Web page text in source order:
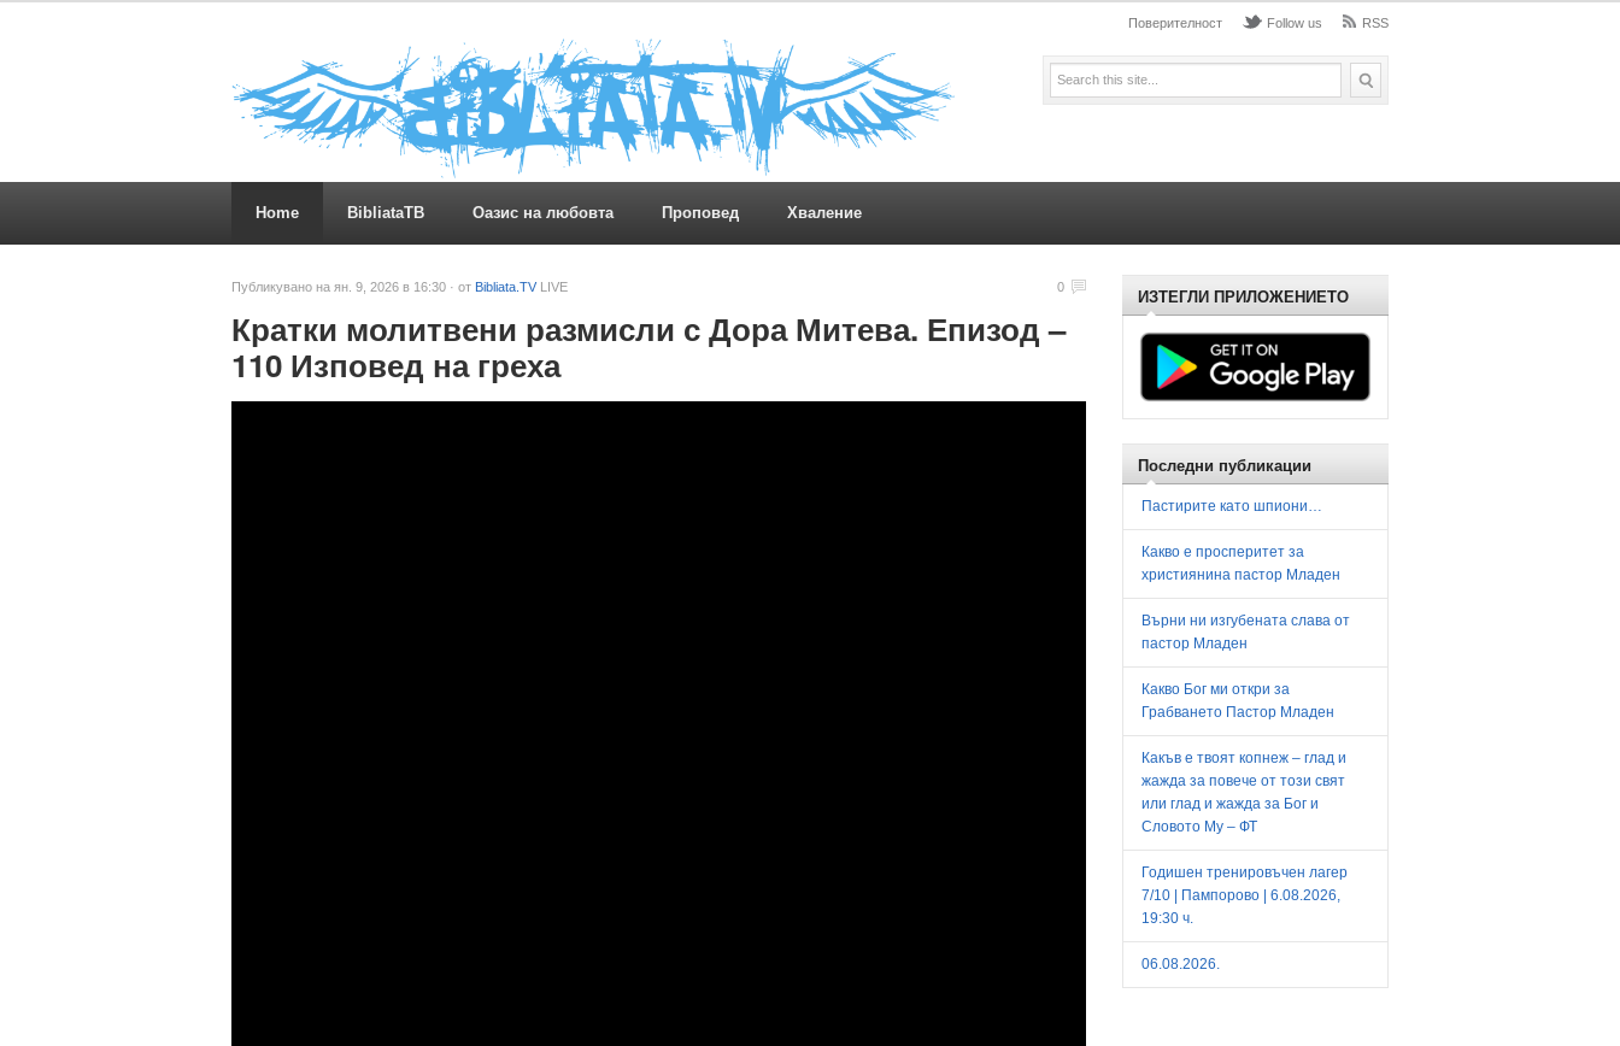
Поверителност Follow us RSS
Home BibliataTB Оазис на любовта Проповед Хваление
Публикувано на ян. 9, 2026 в 16:30 · от Bibliata.TV LIVE 0
Кратки молитвени размисли с Дора Митева. Епизод –
110 Изповед на греха
ИЗТЕГЛИ ПРИЛОЖЕНИЕТО
Последни публикации
Пастирите като шпиони…
Какво е просперитет за
християнина пастор Младен
Върни ни изгубената слава от
пастор Младен
Какво Бог ми откри за
Грабването Пастор Младен
Какъв е твоят копнеж – глад и
жажда за повече от този свят
или глад и жажда за Бог и
Словото Му – ФТ
Годишен тренировъчен лагер
7/10 | Пампорово | 6.08.2026,
19:30 ч.
06.08.2026.